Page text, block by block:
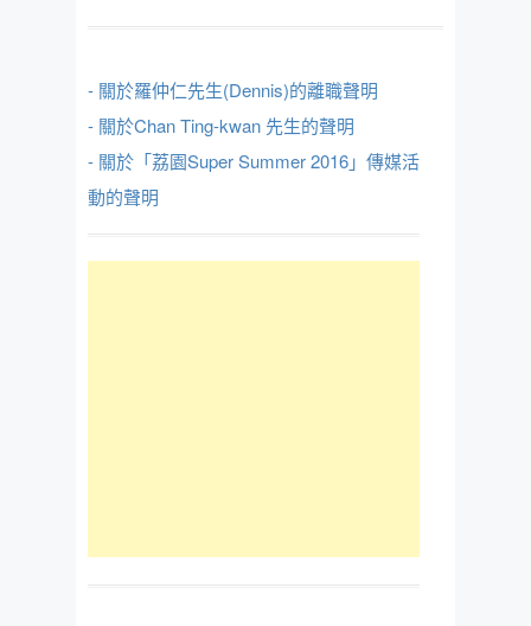
- 關於羅仲仁先生(Dennis)的離職聲明
- 關於Chan Ting-kwan 先生的聲明
- 關於「荔園Super Summer 2016」傳媒活
動的聲明